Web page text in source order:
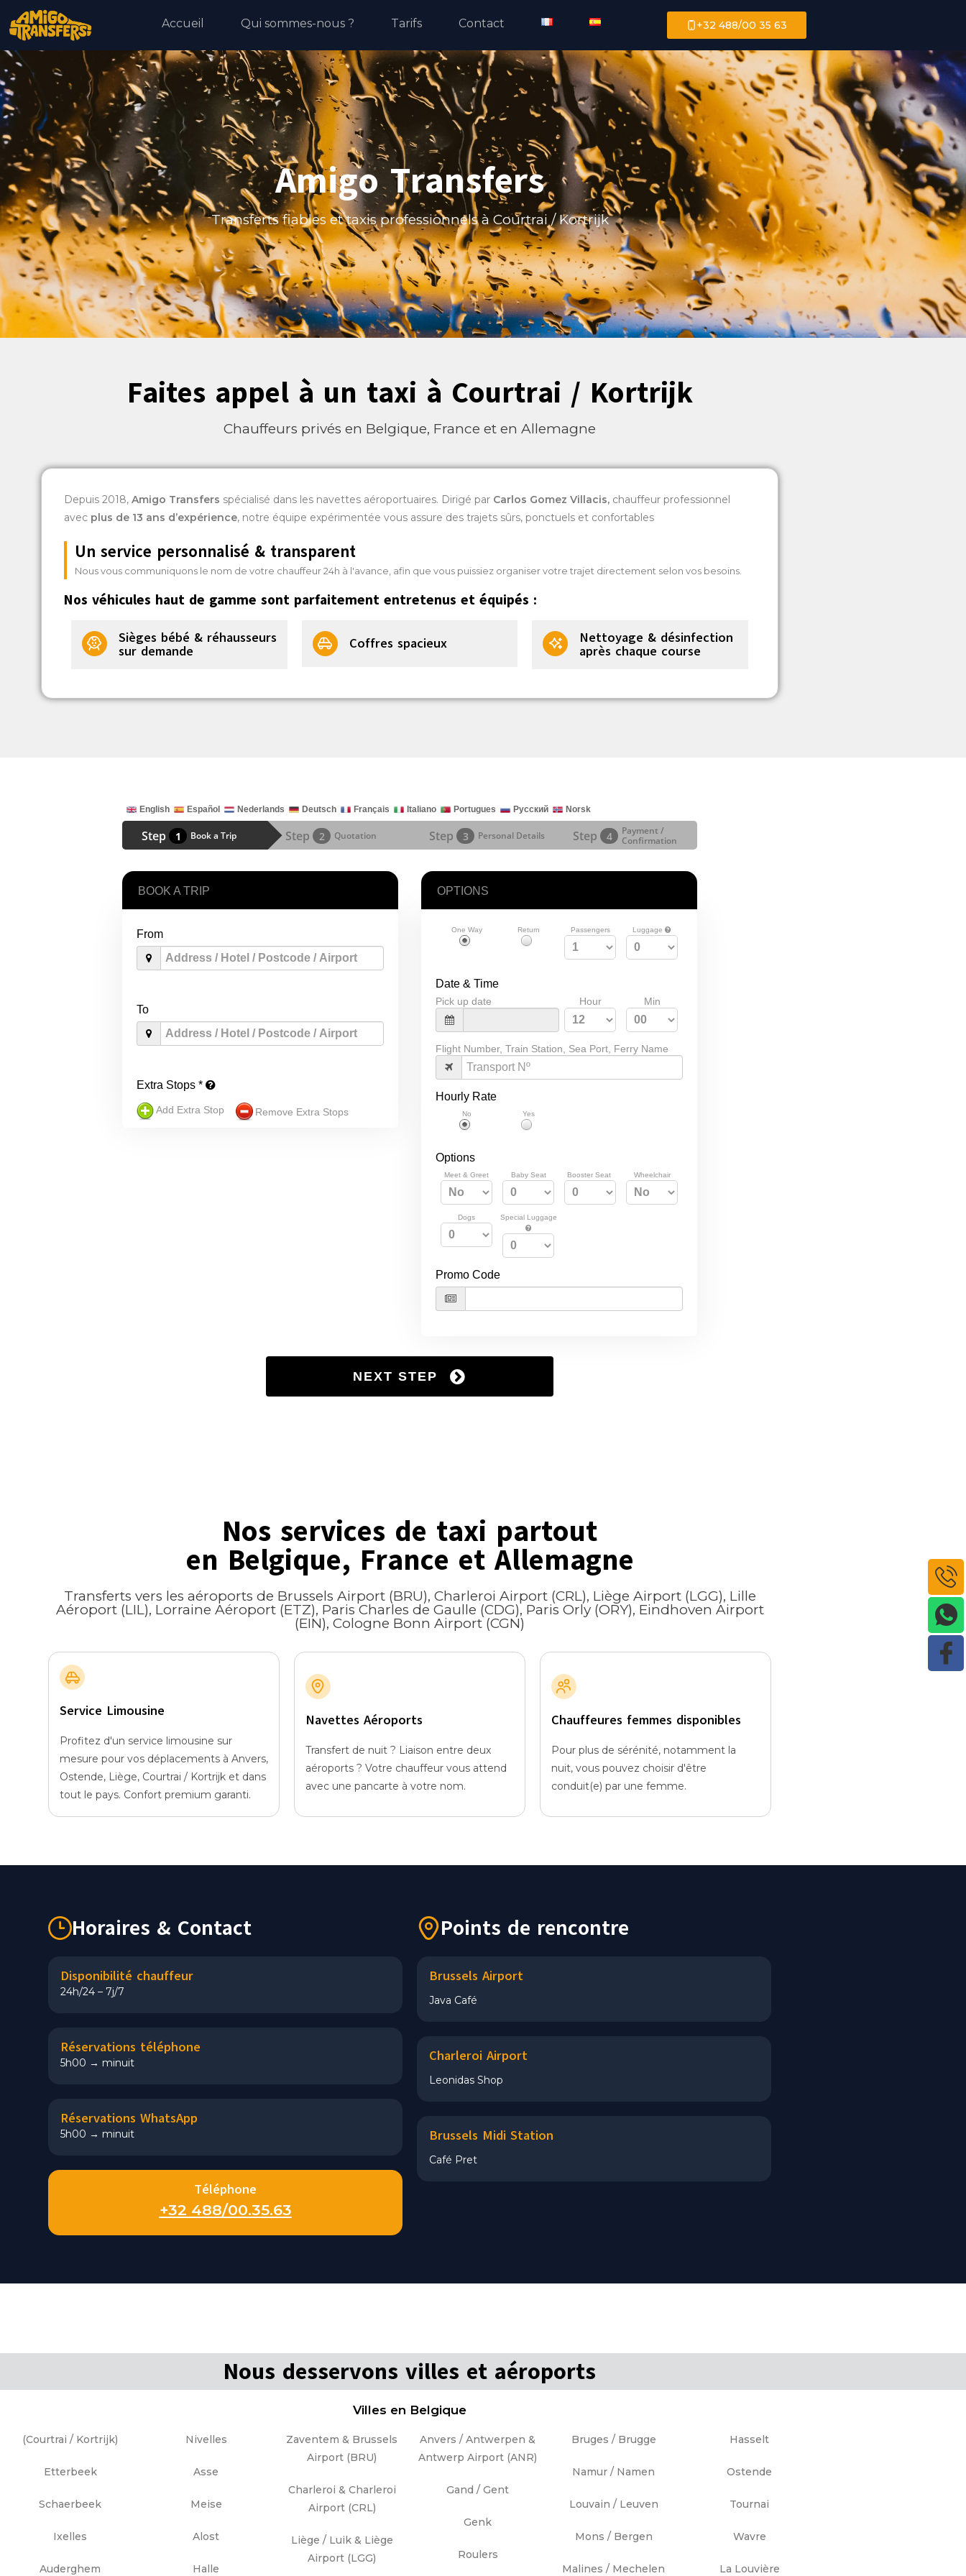
Accueil Qui sommes-nous ? Tarifs Contact +32 488/00 35 63
Amigo Transfers
Transferts fiables et taxis professionnels à Courtrai / Kortrijk
Faites appel à un taxi à Courtrai / Kortrijk
Chauffeurs privés en Belgique, France et en Allemagne
Depuis 2018, Amigo Transfers spécialisé dans les navettes aéroportuaires. Dirigé par Carlos Gomez Villacis,chauffeur professionnel
avec plus de 13 ans d’expérience, notre équipe expérimentée vous assure des trajets sûrs, ponctuels et confortables
Un service personnalisé & transparent
Nous vous communiquons le nom de votre chauffeur 24h à l'avance, afin que vous puissiez organiser votre trajet directement selon vos besoins.
Nos véhicules haut de gamme sont parfaitement entretenus et équipés :
Sièges bébé & réhausseurs
sur demande Coffres spacieux Nettoyage & désinfection
après chaque course
Nos services de taxi partout
en Belgique, France et Allemagne
Transferts vers les aéroports de Brussels Airport (BRU), Charleroi Airport (CRL), Liège Airport (LGG), Lille
Aéroport (LIL), Lorraine Aéroport (ETZ), Paris Charles de Gaulle (CDG), Paris Orly (ORY), Eindhoven Airport
(EIN), Cologne Bonn Airport (CGN)
Service Limousine
Profitez d'un service limousine sur
mesure pour vos déplacements à Anvers,
Ostende, Liège, Courtrai / Kortrijk et dans
tout le pays. Confort premium garanti.
Navettes Aéroports
Transfert de nuit ? Liaison entre deux
aéroports ? Votre chauffeur vous attend
avec une pancarte à votre nom.
Chauffeures femmes disponibles
Pour plus de sérénité, notamment la
nuit, vous pouvez choisir d'être
conduit(e) par une femme.
Horaires & Contact
Disponibilité chauffeur
24h/24 – 7j/7
Réservations téléphone
5h00 → minuit
Réservations WhatsApp
5h00 → minuit
Téléphone
+32 488/00.35.63
Points de rencontre
Brussels Airport
Java Café
Charleroi Airport
Leonidas Shop
Brussels Midi Station
Café Pret
Nous desservons villes et aéroports
Villes en Belgique
(Courtrai / Kortrijk)
Etterbeek
Schaerbeek
Ixelles
Auderghem
Nivelles
Asse
Meise
Alost
Halle
Zaventem & Brussels
Airport (BRU)
Charleroi & Charleroi
Airport (CRL)
Liège / Luik & Liège
Airport (LGG)
Anvers / Antwerpen &
Antwerp Airport (ANR)
Gand / Gent
Genk
Roulers
Bruges / Brugge
Namur / Namen
Louvain / Leuven
Mons / Bergen
Malines / Mechelen
Hasselt
Ostende
Tournai
Wavre
La Louvière